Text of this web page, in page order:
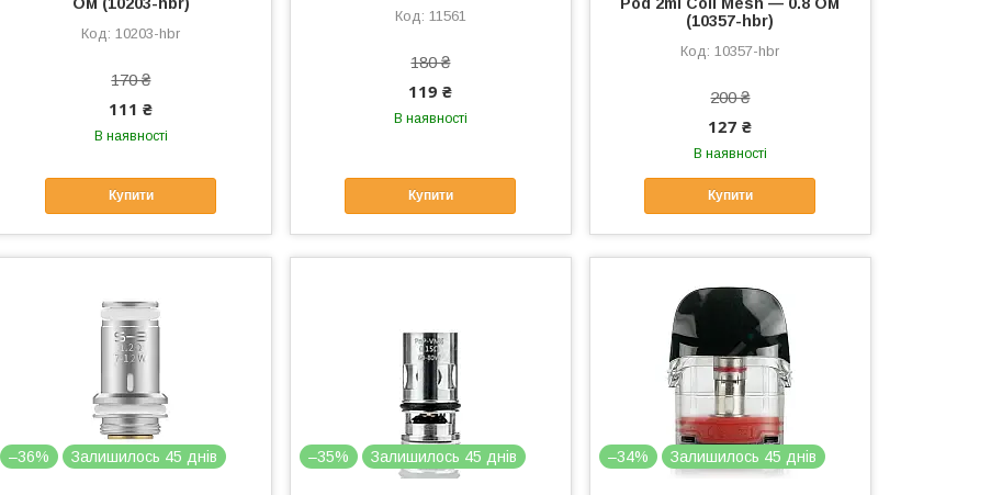
10203-hbr
170 ₴
111 ₴
В наявності
Купити
11561
180 ₴
119 ₴
В наявності
Купити
(10357-hbr)
10357-hbr
200 ₴
127 ₴
В наявності
Купити
–36% Залишилось 45 днів –35% Залишилось 45 днів –34% Залишилось 45 днів